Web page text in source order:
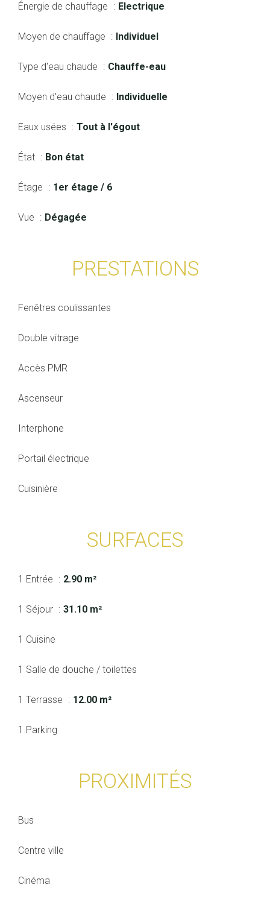
Énergie de chauffage Electrique
Moyen de chauffage Individuel
Type d'eau chaude Chauffe-eau
Moyen d'eau chaude Individuelle
Eaux usées Tout à l'égout
État Bon état
Étage 1er étage / 6
Vue Dégagée
PRESTATIONS
Fenêtres coulissantes
Double vitrage
Accès PMR
Ascenseur
Interphone
Portail électrique
Cuisinière
SURFACES
1 Entrée 2.90 m²
1 Séjour 31.10 m²
1 Cuisine
1 Salle de douche / toilettes
1 Terrasse 12.00 m²
1 Parking
PROXIMITÉS
Bus
Centre ville
Cinéma